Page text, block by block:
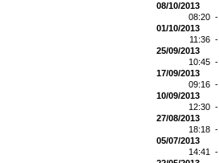
08/10/2013
08:20 -
01/10/2013
11:36 -
25/09/2013
10:45 -
17/09/2013
09:16 -
10/09/2013
12:30 -
27/08/2013
18:18 -
05/07/2013
14:41 -